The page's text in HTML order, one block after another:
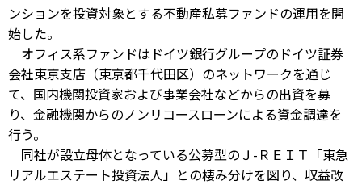
ンションを投資対象とする不動産私募ファンドの運用を開
始した。
オフィス系ファンドはドイツ銀行グループのドイツ証券
会社東京支店（東京都千代田区）のネットワークを通じ
て、国内機関投資家および事業会社などからの出資を募
り、金融機関からのノンリコースローンによる資金調達を
行う。
同社が設立母体となっている公募型のＪ-ＲＥＩＴ「東急
リアルエステート投資法人」との棲み分けを図り、収益改